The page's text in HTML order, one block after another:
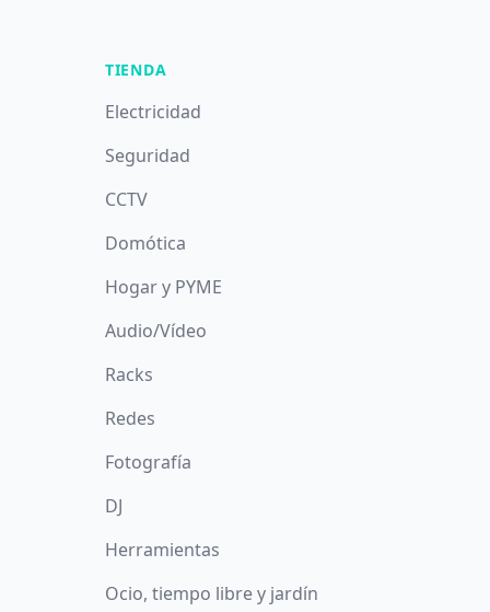
TIENDA
Electricidad
Seguridad
CCTV
Domótica
Hogar y PYME
Audio/Vídeo
Racks
Redes
Fotografía
DJ
Herramientas
Ocio, tiempo libre y jardín